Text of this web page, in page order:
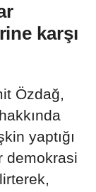
karşı
Özdağ,
yaptığı
demokrasi